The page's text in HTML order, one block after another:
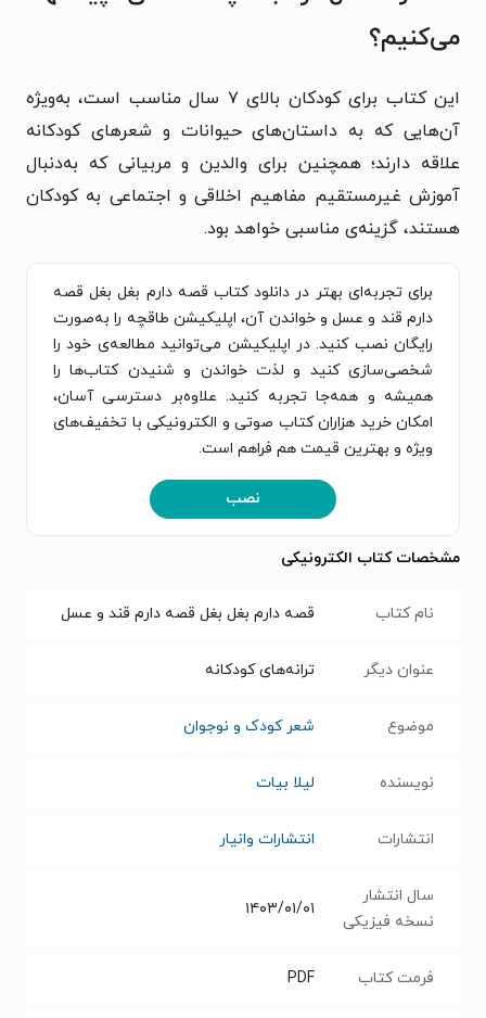
می‌کنیم؟
این کتاب برای کودکان بالای ۷ سال مناسب است، به‌ویژه
آن‌هایی که به داستان‌های حیوانات و شعرهای کودکانه
علاقه دارند؛ همچنین برای والدین و مربیانی که به‌دنبال
آموزش غیرمستقیم مفاهیم اخلاقی و اجتماعی به کودکان
هستند، گزینه‌ی مناسبی خواهد بود.
برای تجربه‌ای بهتر در دانلود کتاب قصه دارم بغل بغل قصه
دارم قند و عسل و خواندن آن، اپلیکیشن طاقچه را به‌صورت
رایگان نصب کنید. در اپلیکیشن می‌توانید مطالعه‌ی خود را
شخصی‌سازی کنید و لذت خواندن و شنیدن کتاب‌ها را
همیشه و همه‌جا تجربه کنید. علاوه‌بر دسترسی آسان،
امکان خرید هزاران کتاب صوتی و الکترونیکی با تخفیف‌های
ویژه و بهترین قیمت هم فراهم است.
نصب
مشخصات کتاب الکترونیکی
نام کتاب قصه دارم بغل بغل قصه دارم قند و عسل
عنوان دیگر ترانه‌های کودکانه
موضوع شعر کودک و نوجوان
نویسنده لیلا بیات
انتشارات انتشارات وانیار
سال انتشار
نسخه فیزیکی
۱۴۰۳/۰۱/۰۱
فرمت کتاب PDF